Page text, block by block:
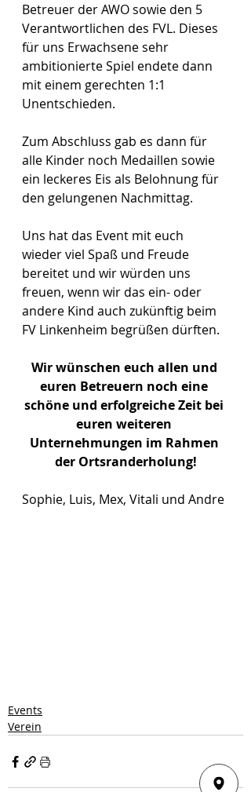
Betreuer der AWO sowie den 5
Verantwortlichen des FVL. Dieses
für uns Erwachsene sehr
ambitionierte Spiel endete dann
mit einem gerechten 1:1
Unentschieden.
Zum Abschluss gab es dann für
alle Kinder noch Medaillen sowie
ein leckeres Eis als Belohnung für
den gelungenen Nachmittag.
Uns hat das Event mit euch
wieder viel Spaß und Freude
bereitet und wir würden uns
freuen, wenn wir das ein- oder
andere Kind auch zukünftig beim
FV Linkenheim begrüßen dürften.
Wir wünschen euch allen und
euren Betreuern noch eine
schöne und erfolgreiche Zeit bei
euren weiteren
Unternehmungen im Rahmen
der Ortsranderholung!
Sophie, Luis, Mex, Vitali und Andre
Events
Verein